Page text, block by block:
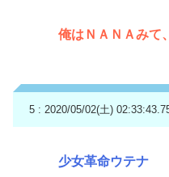
俺はＮＡＮＡみて
5 : 2020/05/02(土)
少女革命ウテナ